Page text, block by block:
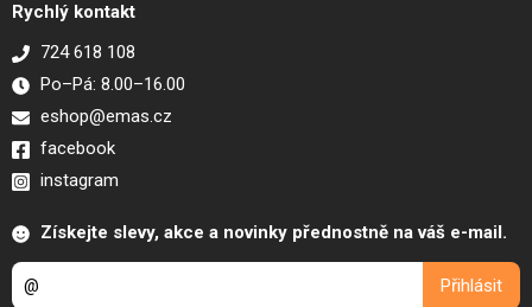
Rychlý kontakt
724 618 108
Po–Pá: 8.00–16.00
eshop@emas.cz
facebook
instagram
Získejte slevy, akce a novinky přednostně na váš e-mail.